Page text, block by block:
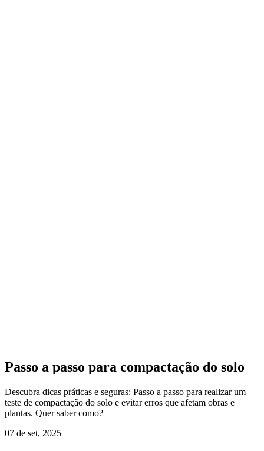
Passo a passo para compactação do solo
Descubra dicas práticas e seguras: Passo a passo para realizar um
teste de compactação do solo e evitar erros que afetam obras e
plantas. Quer saber como?
07 de set, 2025